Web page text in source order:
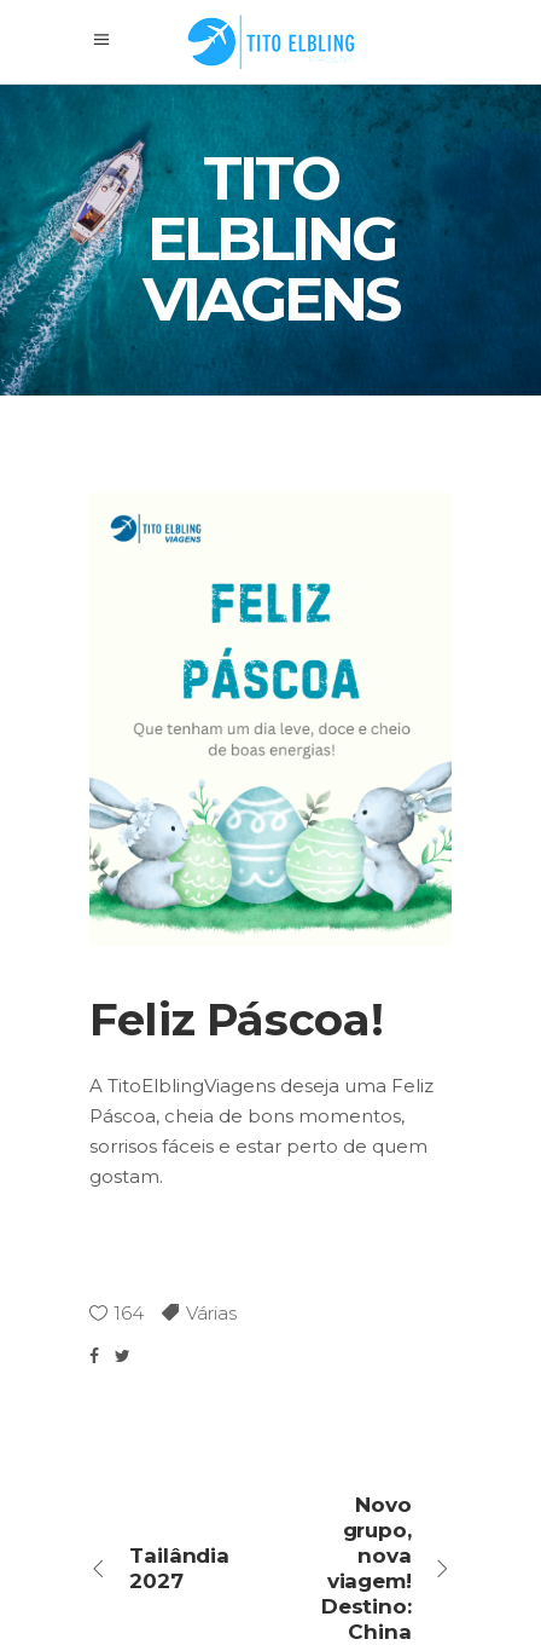
TITO
ELBLING
VIAGENS
Feliz Páscoa!
A TitoElblingViagens deseja uma Feliz
Páscoa, cheia de bons momentos,
sorrisos fáceis e estar perto de quem
gostam.
164 Várias
Tailândia
2027
Novo
grupo,
nova
viagem!
Destino:
China